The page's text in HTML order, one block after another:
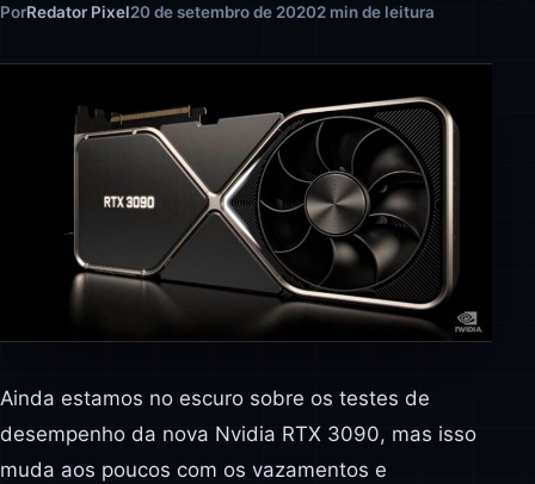
PorRedator Pixel20 de setembro de 20202 min de leitura
Ainda estamos no escuro sobre os testes de
desempenho da nova Nvidia RTX 3090, mas isso
muda aos poucos com os vazamentos e